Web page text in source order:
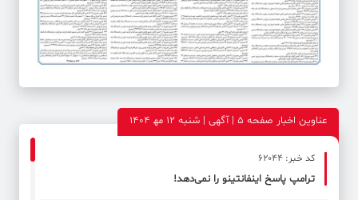
عناوین اخبار صفحه ۵ | آگهی | شنبه 12 مه‍ 1404
کد خبر: 62044
ترامپ پاسخ اینفانتینو را نمی‌دهد!